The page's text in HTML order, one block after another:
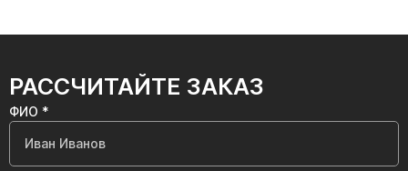
РАССЧИТАЙТЕ ЗАКАЗ
ФИО *